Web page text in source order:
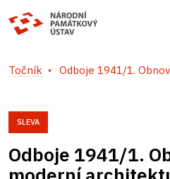
Točník Odboje 1941/1.
SLEVA
Odboje 1941/1.